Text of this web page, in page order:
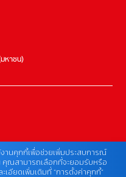
หาชน)
งานคุกกี้เพื่อช่วยเพิ่มประสบการณ์
คุณสามารถเลือกที่จะยอมรับหรือ
เอียดเพิ่มเติมที่ “การตั้งค่าคุกกี้”